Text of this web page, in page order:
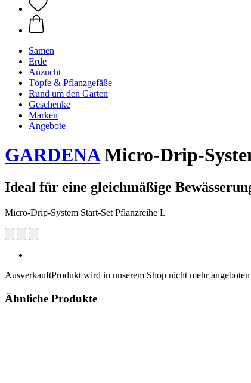
Samen
Erde
Anzucht
Töpfe & Pflanzgefäße
Rund um den Garten
Geschenke
Marken
Angebote
GARDENAMicro-Drip-
Ideal für eine gleichmäßige
Micro-Drip-System Start-Set Pflanzreihe L
AusverkauftProdukt wird in unserem Shop nicht mehr angeboten
Ähnliche Produkte